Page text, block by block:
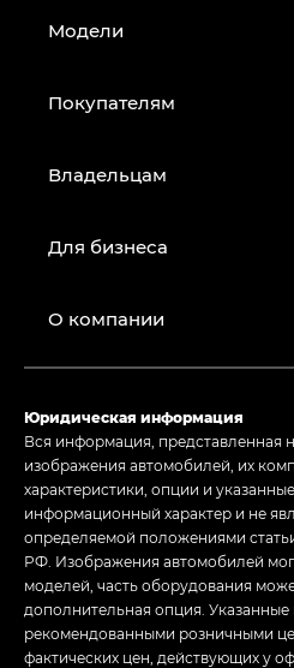
Модели
Покупателям
Владельцам
Для бизнеса
О компании
Юридическая информация
Вся информация, представленная
изображения автомобилей, их
характеристики, опции и
информационный характер и не
определяемой положениями
РФ. Изображения автомобилей
моделей, часть оборудования
дополнительная опция. Указанные
рекомендованными розничными
фактических цен, действующих у